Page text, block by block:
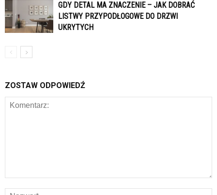
GDY DETAL MA ZNACZENIE – JAK DOBRAĆ
LISTWY PRZYPODŁOGOWE DO DRZWI
UKRYTYCH
ZOSTAW ODPOWIEDŹ